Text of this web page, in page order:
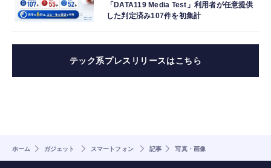
「DATA119 Media Test」利用者が任意提供
した判定済み107件を初集計
テック系プレスリリースはこちら
ホーム ガジェット スマートフォン 記事 写真・画像